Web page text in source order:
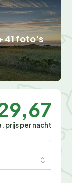
41 foto's
prijs per nacht